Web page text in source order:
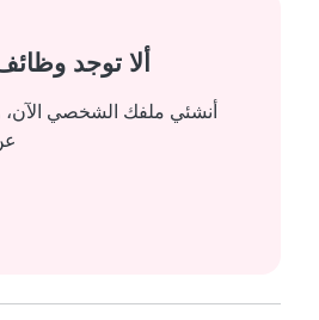
ألا توجد
أنشئي ملفك الشخصي الآن،